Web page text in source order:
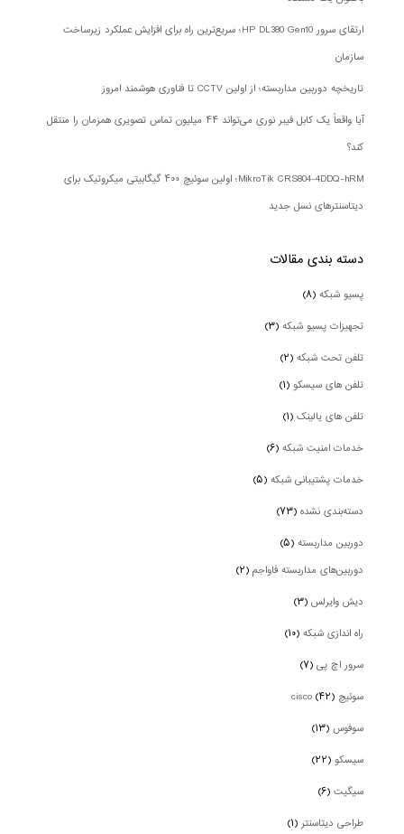
ارتقای سرور HP DL380 Gen10؛ سریع‌ترین راه برای افزایش عملکرد زیرساخت
سازمان
تاریخچه دوربین مداربسته؛ از اولین CCTV تا فناوری هوشمند امروز
آیا واقعاً یک کابل فیبر نوری می‌تواند ۴۴ میلیون تماس تصویری همزمان را منتقل
کند؟
MikroTik CRS804-4DDQ-hRM؛ اولین سوئیچ ۴۰۰ گیگابیتی میکروتیک برای
دیتاسنترهای نسل جدید
دسته بندی‌ مقالات
پسیو شبکه(۸)
تجهیزات پسیو شبکه(۳)
تلفن تحت شبکه(۲)
تلفن های سیسکو(۱)
تلفن های یالینک(۱)
خدمات امنیت شبکه(۶)
خدمات پشتیبانی شبکه(۵)
دسته‌بندی نشده(۷۳)
دوربین‌ مداربسته(۵)
دوربین‌های مداربسته فاواجم(۲)
دیش وایرلس(۳)
راه اندازی شبکه(۱۰)
سرور اچ پی(۷)
سوئیچ cisco (۴۲)
سوفوس(۱۳)
سیسکو(۲۲)
سیگیت(۶)
طراحی دیتاسنتر(۱)